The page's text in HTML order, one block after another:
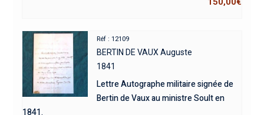
Réf : 12109
BERTIN DE VAUX Auguste
1841
Lettre Autographe militaire signée de
Bertin de Vaux au ministre Soult en
1841.